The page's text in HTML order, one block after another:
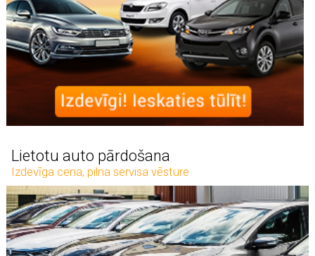
Lietotu auto pārdošana
Izdevīga cena, pilna servisa vēsture